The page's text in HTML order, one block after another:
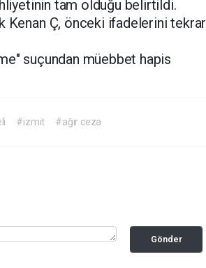
tam olduğu belirtildi.
Kenan Ç, önceki ifadelerini tekrar
suçundan müebbet hapis
#izmit #ağır ceza
Gönder